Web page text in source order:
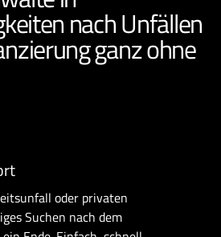
nach Unfällen
ganz ohne
oder privaten
Suchen nach dem